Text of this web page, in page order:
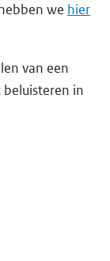
we hier
van een
in